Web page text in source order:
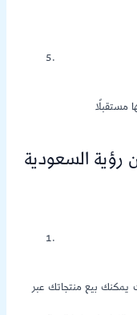
رؤية السعودية
يمكنك بيع منتجاتك عبر